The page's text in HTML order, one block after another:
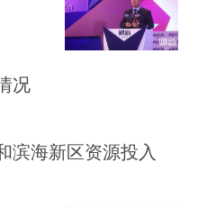
况
滨海新区资源投入